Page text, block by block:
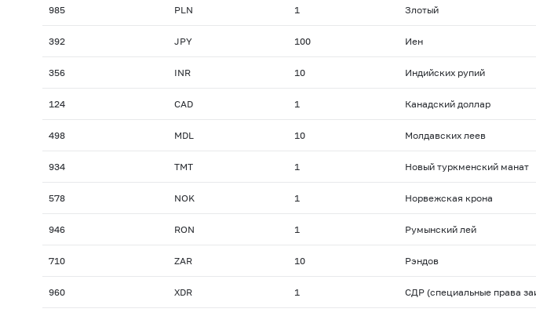
985 PLN 1 Злотый
392 JPY 100 Иен
356 INR 10 Индийских рупий
124 CAD 1 Канадский доллар
498 MDL 10 Молдавских леев
934 TMT 1 Новый туркменский манат
578 NOK 1 Норвежская крона
946 RON 1 Румынский лей
710 ZAR 10 Рэндов
960 XDR 1 СДР (специальные права